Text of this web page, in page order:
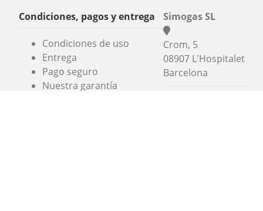
Condiciones, pagos y entrega
Condiciones de uso
Entrega
Pago seguro
Nuestra garantía
Simogas SL
Crom, 5
08907 L'Hospitalet
Barcelona